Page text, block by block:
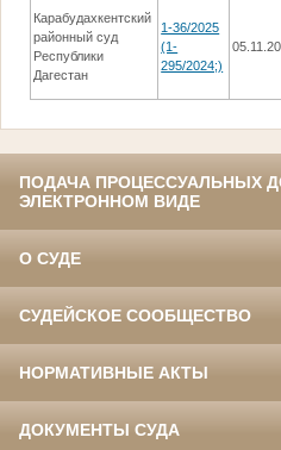
Карабудахкентский
районный суд
Республики
Дагестан
1-36/2025
(1-
295/2024;)
ПОДАЧА ПРОЦЕССУАЛЬНЫХ
ЭЛЕКТРОННОМ ВИДЕ
О СУДЕ
СУДЕЙСКОЕ СООБЩЕСТВО
НОРМАТИВНЫЕ АКТЫ
ДОКУМЕНТЫ СУДА